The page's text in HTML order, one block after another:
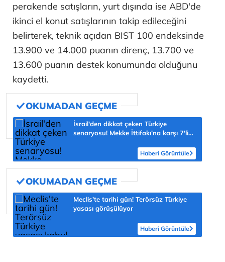
perakende satışların, yurt dışında ise ABD'de
ikinci el konut satışlarının takip edileceğini
belirterek, teknik açıdan BIST 100 endeksinde
13.900 ve 14.000 puanın direnç, 13.700 ve
13.600 puanın destek konumunda olduğunu
kaydetti.
İsrail'den dikkat çeken Türkiye
senaryosu! Mekke İttifakı'na karşı 7'li
Haberi Görüntüle
Meclis'te tarihi gün! Terörsüz Türkiye
yasası görüşülüyor
Haberi Görüntüle